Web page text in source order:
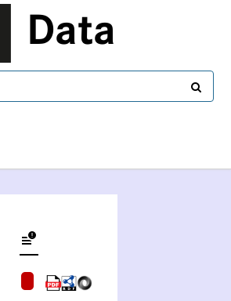
Data